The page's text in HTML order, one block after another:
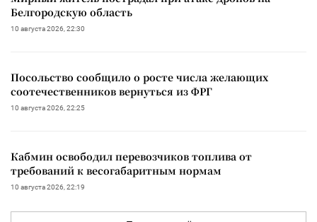
Белгородскую область
10 августа 2026, 22:30
Посольство сообщило о росте числа желающих
соотечественников вернуться из ФРГ
10 августа 2026, 22:25
Кабмин освободил перевозчиков топлива от
требований к весогабаритным нормам
10 августа 2026, 22:19